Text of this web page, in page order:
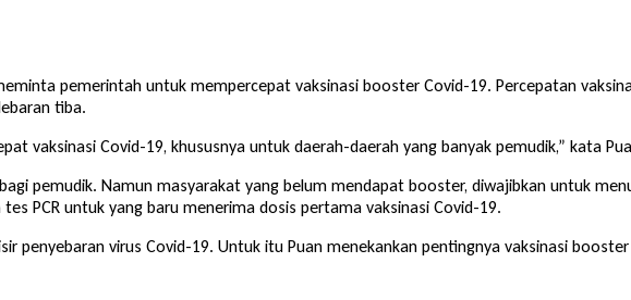
pemerintah untuk mempercepat vaksinasi booster Covid-19. Percepatan
tiba.
vaksinasi Covid-19, khususnya untuk daerah-daerah yang banyak pemudik,” kata
pemudik. Namun masyarakat yang belum mendapat booster, diwajibkan untuk
PCR untuk yang baru menerima dosis pertama vaksinasi Covid-19.
penyebaran virus Covid-19. Untuk itu Puan menekankan pentingnya vaksinasi